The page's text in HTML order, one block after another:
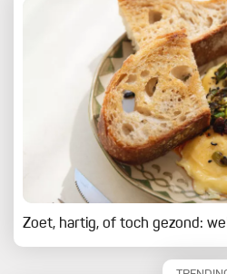
Zoet, hartig, of toch gezond: